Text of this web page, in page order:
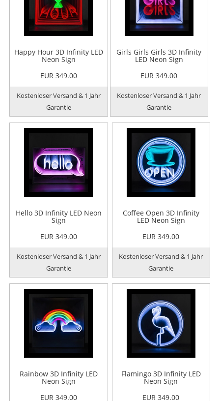
Happy Hour 3D Infinity LED
Neon Sign
EUR 349.00
Kostenloser Versand & 1 Jahr
Garantie
Girls Girls Girls 3D Infinity
LED Neon Sign
EUR 349.00
Kostenloser Versand & 1 Jahr
Garantie
Hello 3D Infinity LED Neon
Sign
EUR 349.00
Kostenloser Versand & 1 Jahr
Garantie
Coffee Open 3D Infinity
LED Neon Sign
EUR 349.00
Kostenloser Versand & 1 Jahr
Garantie
Rainbow 3D Infinity LED
Neon Sign
EUR 349.00
Flamingo 3D Infinity LED
Neon Sign
EUR 349.00